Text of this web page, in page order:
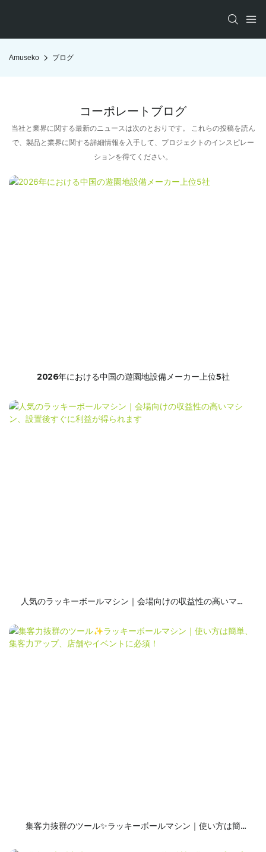
Amuseko ブログ
コーポレートブログ
当社と業界に関する最新のニュースは次のとおりです。 これらの投稿を読ん
で、製品と業界に関する詳細情報を入手して、プロジェクトのインスピレー
ションを得てください。
2026年における中国の遊園地設備メーカー上位5社
人気のラッキーボールマシン｜会場向けの収益性の高いマシ
集客力抜群のツール✨ラッキーボールマシン｜使い方は簡